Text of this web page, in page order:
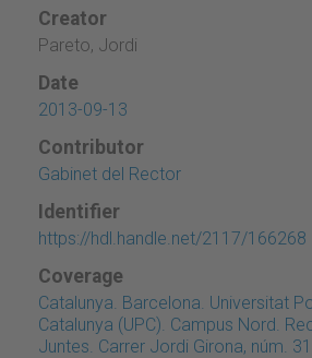
Creator
Pareto, Jordi
Date
2013-09-13
Contributor
Gabinet del Rector
Identifier
https://hdl.handle.net/2117/166268
Coverage
Catalunya. Barcelona. Universitat
Catalunya (UPC). Campus Nord.
Juntes. Carrer Jordi Girona, núm. 31